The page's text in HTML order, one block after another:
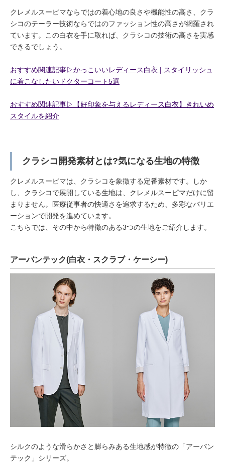
クレメルスーピマならではの着心地の良さや機能性の高さ、クラ
シコのテーラー技術ならではのファッション性の高さが網羅され
ています。この白衣を手に取れば、クラシコの技術の高さを実感
できるでしょう。
おすすめ関連記事▷かっこいいレディース白衣 | スタイリッシュ
に着こなしたいドクターコート5選
おすすめ関連記事▷【好印象を与えるレディース白衣】きれいめ
スタイルを紹介
クラシコ開発素材とは?気になる生地の特徴
クレメルスーピマは、クラシコを象徴する定番素材です。しか
し、クラシコで展開している生地は、クレメルスーピマだけに留
まりません。医療従事者の快適さを追求するため、多彩なバリエ
ーションで開発を進めています。
こちらでは、その中から特徴のある3つの生地をご紹介します。
アーバンテック(白衣・スクラブ・ケーシー)
シルクのような滑らかさと膨らみある生地感が特徴の「アーバン
テック」シリーズ。